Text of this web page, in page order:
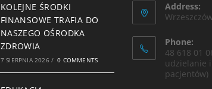
KOLEJNE ŚRODKI
FINANSOWE TRAFIA DO
NASZEGO OŚRODKA
ZDROWIA
7 SIERPNIA 2026 / 0 COMMENTS
Address:
Phone:
48 618 01
udzielanie
pacjentów)